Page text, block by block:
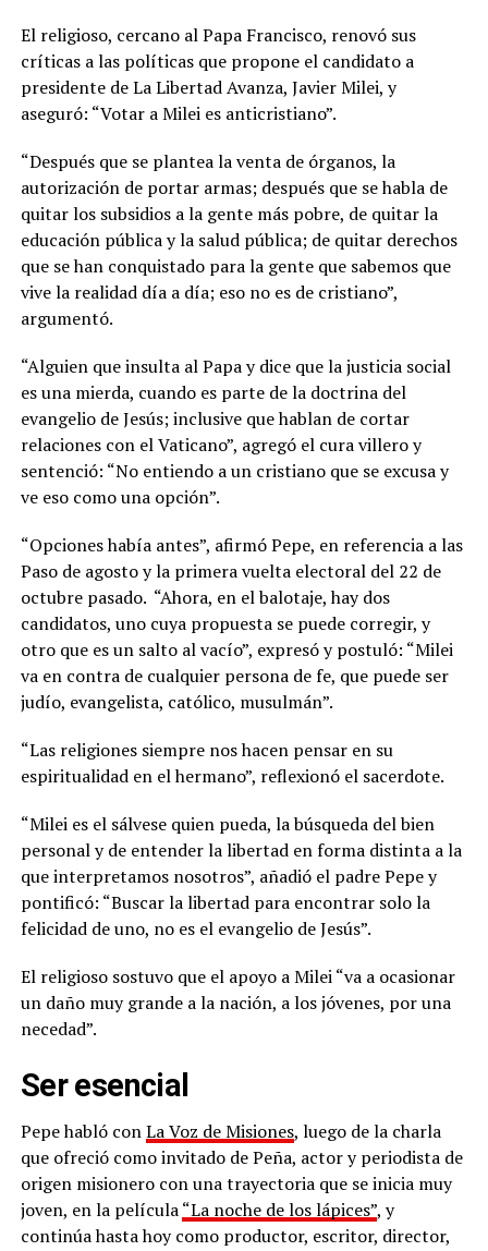
El religioso, cercano al Papa Francisco, renovó sus
críticas a las políticas que propone el candidato a
presidente de La Libertad Avanza, Javier Milei, y
aseguró: “Votar a Milei es anticristiano”.
“Después que se plantea la venta de órganos, la
autorización de portar armas; después que se habla de
quitar los subsidios a la gente más pobre, de quitar la
educación pública y la salud pública; de quitar derechos
que se han conquistado para la gente que sabemos que
vive la realidad día a día; eso no es de cristiano”,
argumentó.
“Alguien que insulta al Papa y dice que la justicia social
es una mierda, cuando es parte de la doctrina del
evangelio de Jesús; inclusive que hablan de cortar
relaciones con el Vaticano”, agregó el cura villero y
sentenció: “No entiendo a un cristiano que se excusa y
ve eso como una opción”.
“Opciones había antes”, afirmó Pepe, en referencia a las
Paso de agosto y la primera vuelta electoral del 22 de
octubre pasado. “Ahora, en el balotaje, hay dos
candidatos, uno cuya propuesta se puede corregir, y
otro que es un salto al vacío”, expresó y postuló: “Milei
va en contra de cualquier persona de fe, que puede ser
judío, evangelista, católico, musulmán”.
“Las religiones siempre nos hacen pensar en su
espiritualidad en el hermano”, reflexionó el sacerdote.
“Milei es el sálvese quien pueda, la búsqueda del bien
personal y de entender la libertad en forma distinta a la
que interpretamos nosotros”, añadió el padre Pepe y
pontificó: “Buscar la libertad para encontrar solo la
felicidad de uno, no es el evangelio de Jesús”.
El religioso sostuvo que el apoyo a Milei “va a ocasionar
un daño muy grande a la nación, a los jóvenes, por una
necedad”.
Ser esencial
Pepe habló conLa Voz de Misiones, luego de la charla
que ofreció como invitado de Peña, actor y periodista de
origen misionero con una trayectoria que se inicia muy
joven, en la película“La noche de los lápices”, y
continúa hasta hoy como productor, escritor, director,